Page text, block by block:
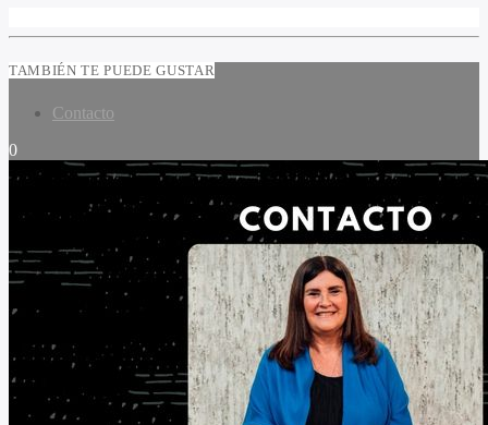
TAMBIÉN TE PUEDE GUSTAR
Contacto
0